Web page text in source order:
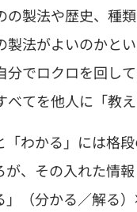
の製法や歴史、種類
製法がよいのかと
分でロクロを回し
べてを他人に「教
「わかる」には格
が、その入れた情
」（分かる／解る